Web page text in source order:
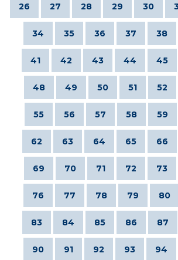
26 27 28 29 30
34 35 36 37 38
41 42 43 44 45
48 49 50 51 52
55 56 57 58 59
62 63 64 65 66
69 70 71 72 73
76 77 78 79 80
83 84 85 86 87
90 91 92 93 94